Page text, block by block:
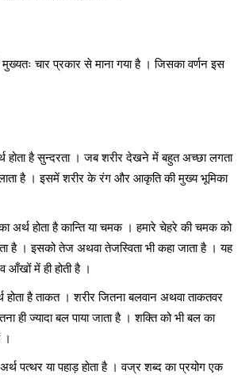
मुख्यतः चार प्रकार से माना गया है । जिसका वर्णन इस
होता है सुन्दरता । जब शरीर देखने में बहुत अच्छा लगता
है । इसमें शरीर के रंग और आकृति की मुख्य भूमिका
अर्थ होता है कान्ति या चमक । हमारे चेहरे की चमक को
है । इसको तेज अथवा तेजस्विता भी कहा जाता है । यह
में ही होती है ।
होता है ताकत । शरीर जितना बलवान अथवा ताकतवर
ही ज्यादा बल पाया जाता है । शक्ति को भी बल का
।
पत्थर या पहाड़ होता है । वज्र शब्द का प्रयोग एक